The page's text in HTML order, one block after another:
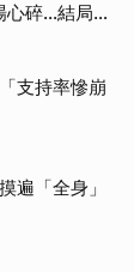
碎...結局看
支持率慘崩
遍「全身」